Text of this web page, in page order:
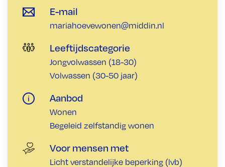
E-mail
mariahoevewonen@middin.nl
Leeftijdscategorie
Jongvolwassen (18-30)
Volwassen (30-50 jaar)
Aanbod
Wonen
Begeleid zelfstandig wonen
Voor mensen met
Licht verstandelijke beperking (lvb)